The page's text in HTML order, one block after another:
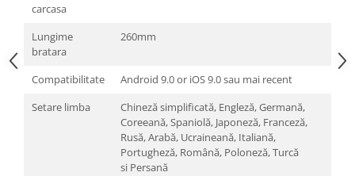
carcasa
Lungime
bratara
260mm
Compatibilitate Android 9.0 or iOS 9.0sau mai recent
Setare limba
Chineză simplificată, Engleză, Germană,
Coreeană, Spaniolă, Japoneză, Franceză,
Rusă, Arabă, Ucraineană, Italiană,
Portugheză, Română, Poloneză, Turcă
si Persană